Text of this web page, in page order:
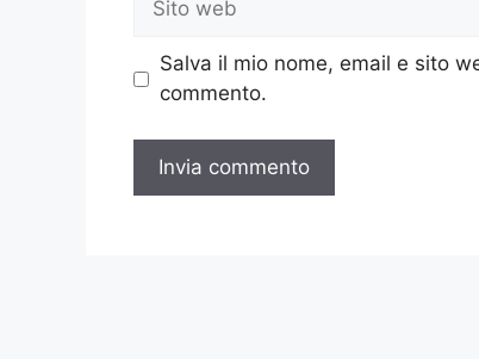
web
Salva il mio nome, email e sito
commento.